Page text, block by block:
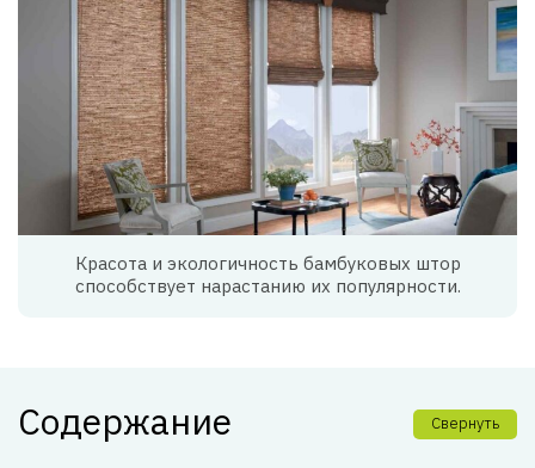
Красота и экологичность бамбуковых штор
способствует нарастанию их популярности.
Содержание Свернуть